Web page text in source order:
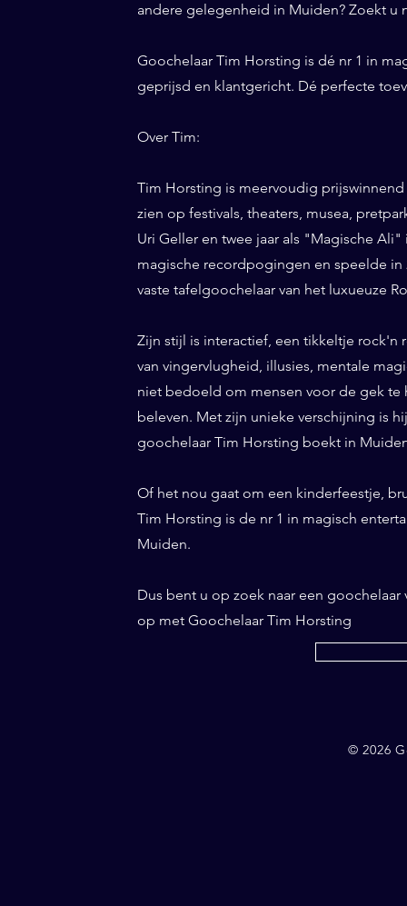
andere gelegenheid in Muiden? Zoekt u
Goochelaar Tim Horsting is dé nr 1 in
geprijsd en klantgericht. Dé perfecte
Over Tim:
Tim Horsting is meervoudig
zien op festivals, theaters, musea,
Uri Geller en twee jaar als "Magische
magische recordpogingen en speelde in
vaste tafelgoochelaar van het luxueuze
Zijn stijl is interactief, een tikkeltje rock'n
van vingervlugheid, illusies, mentale
niet bedoeld om mensen voor de gek te
beleven. Met zijn unieke verschijning is
goochelaar Tim Horsting boekt in
Of het nou gaat om een kinderfeestje,
Tim Horsting is de nr 1 in magisch
Muiden.
Dus bent u op zoek naar een
op met Goochelaar Tim Horsting
© 2026